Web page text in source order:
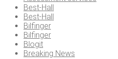
Best-Hall
Best-Hall
Bilfinger
Bilfinger
Blogit
Breaking News